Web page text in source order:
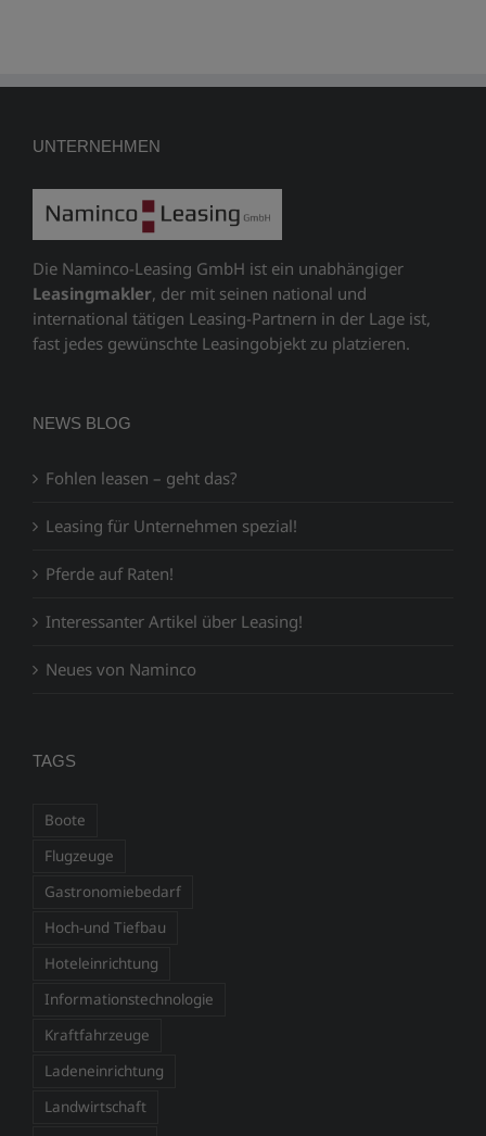
UNTERNEHMEN
Die Naminco-Leasing GmbH ist ein unabhängiger
Leasingmakler, der mit seinen national und
international tätigen Leasing-Partnern in der Lage ist,
fast jedes gewünschte Leasingobjekt zu platzieren.
NEWS BLOG
Fohlen leasen – geht das?
Leasing für Unternehmen spezial!
Pferde auf Raten!
Interessanter Artikel über Leasing!
Neues von Naminco
TAGS
Boote
Flugzeuge
Gastronomiebedarf
Hoch-und Tiefbau
Hoteleinrichtung
Informationstechnologie
Kraftfahrzeuge
Ladeneinrichtung
Landwirtschaft